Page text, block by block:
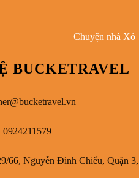
Chuyện nhà Xô
BUCKETRAVEL
0924211579
66, Nguyễn Đình Chiểu, Quận